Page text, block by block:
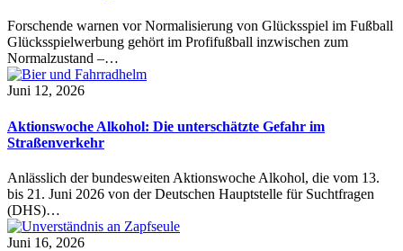
Forschende warnen vor Normalisierung von Glücksspiel im Fußball
Glücksspielwerbung gehört im Profifußball inzwischen zum
Normalzustand –…
Juni 12, 2026
Aktionswoche Alkohol: Die unterschätzte Gefahr im
Straßenverkehr
Anlässlich der bundesweiten Aktionswoche Alkohol, die vom 13.
bis 21. Juni 2026 von der Deutschen Hauptstelle für Suchtfragen
(DHS)…
Juni 16, 2026